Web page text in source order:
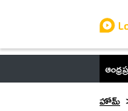
హోమ్